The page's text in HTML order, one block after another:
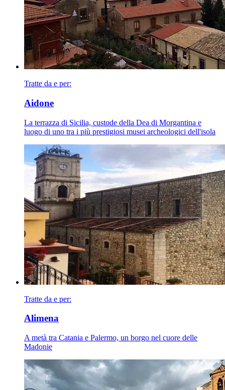
Tratte da e per:
Aidone
La terrazza di Sicilia, custode della Dea di Morgantina e
luogo di uno tra i più prestigiosi musei archeologici dell'isola
Tratte da e per:
Alimena
A metà tra Catania e Palermo, un borgo nel cuore delle
Madonie